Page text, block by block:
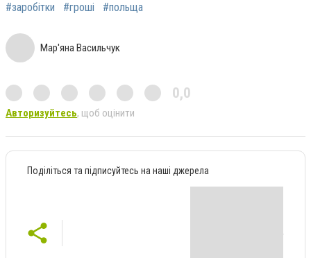
#заробітки #гроші #польща
Мар'яна Васильчук
0,0
Авторизуйтесь, щоб оцінити
Поділіться та підписуйтесь на наші джерела